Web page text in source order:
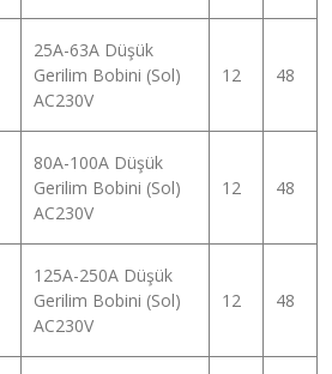
25A-63A Düşük
Gerilim Bobini (Sol)
AC230V
12 48
80A-100A Düşük
Gerilim Bobini (Sol)
AC230V
12 48
125A-250A Düşük
Gerilim Bobini (Sol)
AC230V
12 48